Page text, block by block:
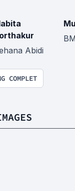
Abidi
COMPLET